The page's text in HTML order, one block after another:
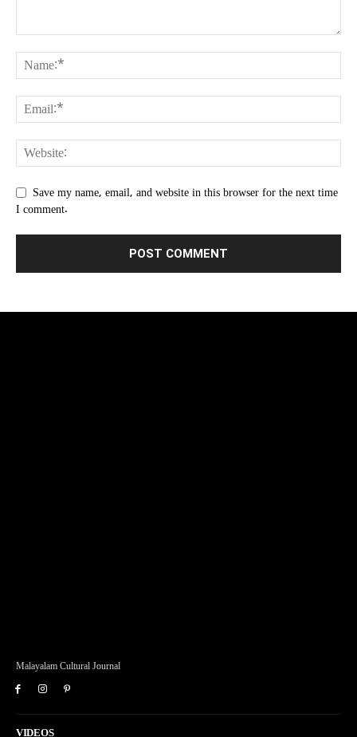
Save my name, email, and website in this browser for the next time
I comment.
Malayalam Cultural Journal
VIDEOS